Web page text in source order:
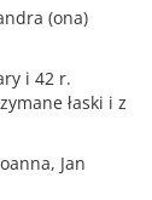
(ona)
i 42 r.
łaski i z
Jan